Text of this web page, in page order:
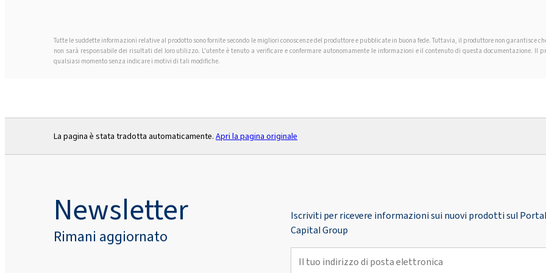
Tutte le suddette informazioni relative al prodotto sono fornite secondo le migliori conoscenze del produttore e pubblicate in buona fede. Tuttavia, il produttore non garantisce
non sarà responsabile dei risultati del loro utilizzo. L'utente è tenuto a verificare e confermare autonomamente le informazioni e il contenuto di questa documentazione.
qualsiasi momento senza indicare i motivi di tali modifiche.
La pagina è stata tradotta automaticamente. Apri la pagina originale
Newsletter
Rimani aggiornato
Iscriviti per ricevere informazioni sui nuovi prodotti sul
Capital Group